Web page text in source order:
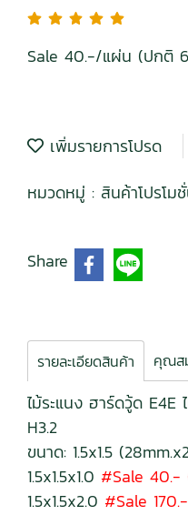
Sale 40.-/แผ่น (ปกติ
เพิ่มรายการโปรด
หมวดหมู่ : สินค้าโปรโม
Share
รายละเอียดสินค้า คุณส
ไม้ระแนง ฮาร์ดวู้ด
H3.2
ขนาด: 1.5x1.5
1.5x1.5x1.0 #Sale
1.5x1.5x2.0 #Sale